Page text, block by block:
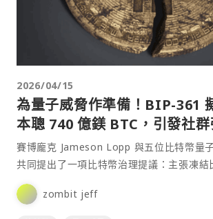
2026/04/15
為量子威脅作準備！BIP-361
本聰 740 億鎂 BTC，引發社
賽博龐克 Jameson Lopp 與五位比特幣量
共同提出了一項比特幣治理提議：主張凍結
量子攻擊的代幣——其中包括中本聰價值約
zombit jeff